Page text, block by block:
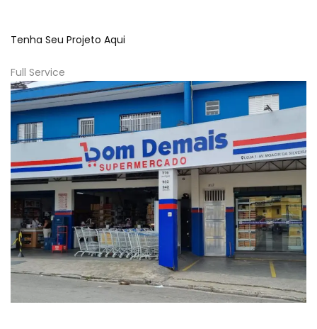
Tenha Seu Projeto Aqui
Full Service